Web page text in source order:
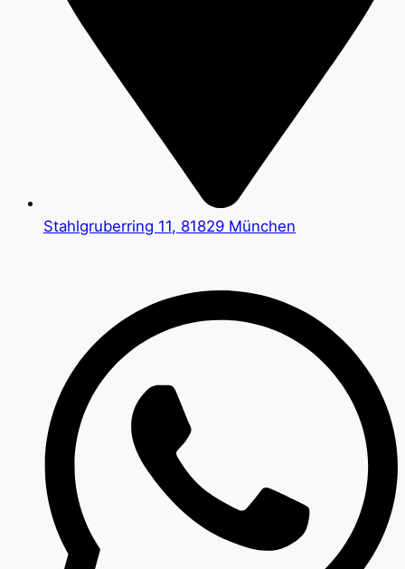
Stahlgruberring 11, 81829 München